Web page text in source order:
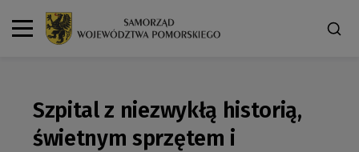
Szpital z niezwykłą historią,
świetnym sprzętem i